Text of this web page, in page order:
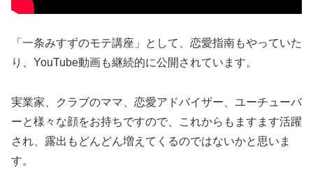
「一条みすずのモテ講座」として、恋愛指南もやっていた
り、YouTube動画も継続的に公開されています。
実業家、クラブのママ、恋愛アドバイザー、ユーチューバ
ーと様々な顔をお持ちですので、これからもますます活躍
され、露出もどんどん増えてくるのではないかと思いま
す。